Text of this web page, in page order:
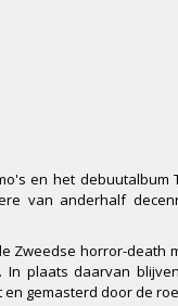
en het debuutalbum
van anderhalf
horror-death
plaats daarvan
gemasterd door de